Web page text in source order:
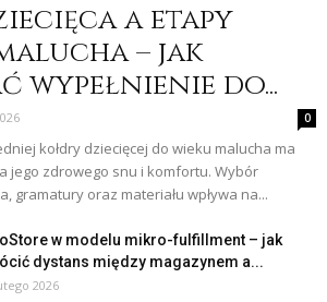
a etapy
– jak
wypełnienie do...
0
kołdry dziecięcej do wieku malucha ma
jego zdrowego snu i komfortu. Wybór
gramatury oraz materiału wpływa na...
w modelu mikro-fulfillment – jak
dystans między magazynem a...
2026